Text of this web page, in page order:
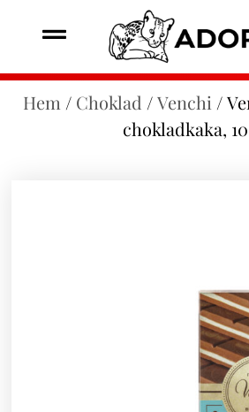
Hem / Choklad /Venchi /
chokladkaka,